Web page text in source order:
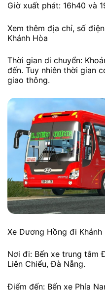
Giờ xuất phát: 16h40 và
Xem thêm địa chỉ, số
Khánh Hòa
Thời gian di chuyển:
đến. Tuy nhiên thời gian
giao thông.
Xe Dương Hồng đi
Nơi đi: Bến xe trung tâm
Liên Chiểu, Đà Nẵng.
Điểm đến: Bến xe Phía